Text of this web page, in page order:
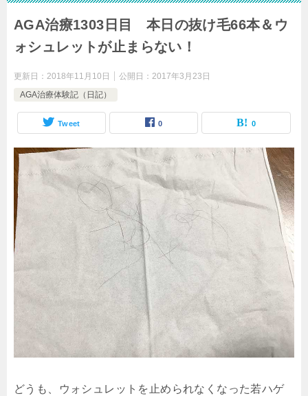
AGA治療1303日目 本日の抜け毛66本＆ウ
ォシュレットが止まらない！
更新日： 2018年11月10日 公開日： 2017年3月23日
AGA治療体験記（日記）
Tweet 0 0
どうも、ウォシュレットを止められなくなった若ハゲ